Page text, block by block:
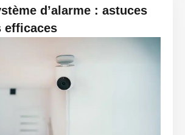
d’alarme : astuces
efficaces